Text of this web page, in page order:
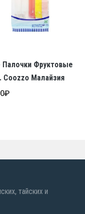
Фруктовые
Coozzo Малайзия
₽
тайских и